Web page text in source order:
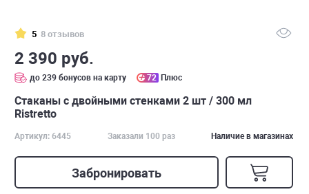
5 8 отзывов
2 390 руб.
до 239 бонусов на карту 72 Плюс
Стаканы с двойными стенками 2 шт / 300 мл
Ristretto
Артикул: 6445 Заказали 100 раз Наличие в магазинах
Забронировать